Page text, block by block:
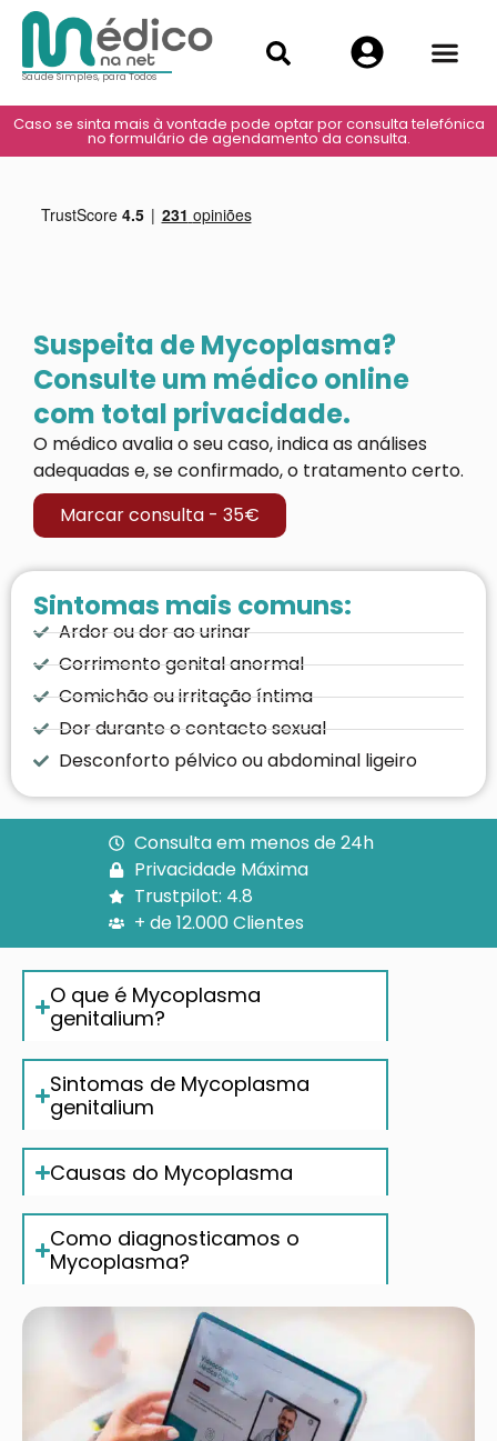
Saúde Simples, para Todos
Caso se sinta mais à vontade pode optar por consulta telefónica
no formulário de agendamento da consulta.
Suspeita de Mycoplasma?
Consulte um médico online
com total privacidade.
O médico avalia o seu caso, indica as análises
adequadas e, se confirmado, o tratamento certo.
Marcar consulta - 35€
Sintomas mais comuns:
Ardor ou dor ao urinar
Corrimento genital anormal
Comichão ou irritação íntima
Dor durante o contacto sexual
Desconforto pélvico ou abdominal ligeiro
Consulta em menos de 24h
Privacidade Máxima
Trustpilot: 4.8
+ de 12.000 Clientes
O que é Mycoplasma
genitalium?
Sintomas de Mycoplasma
genitalium
Causas do Mycoplasma
Como diagnosticamos o
Mycoplasma?